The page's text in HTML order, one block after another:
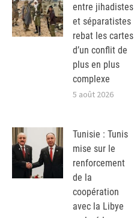
entre jihadistes
et séparatistes
rebat les cartes
d’un conflit de
plus en plus
complexe
5 août 2026
Tunisie : Tunis
mise sur le
renforcement
de la
coopération
avec la Libye